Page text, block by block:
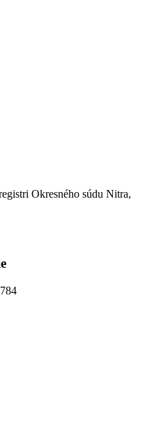
Okresného súdu Nitra,